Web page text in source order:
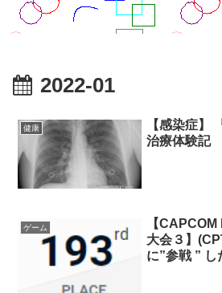
2022-01
健康
【感染症】
治療体験記
ゲーム
【
大会３】
に”参戦 ” し